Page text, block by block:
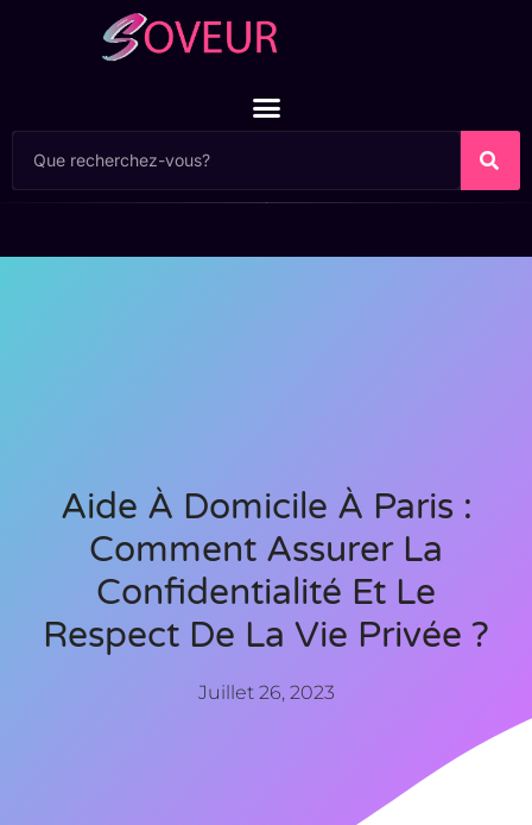
Aide À Domicile À Paris :
Comment Assurer La
Confidentialité Et Le
Respect De La Vie Privée ?
Juillet 26, 2023